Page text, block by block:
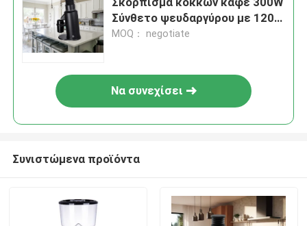
Σύνθετο ψευδαργύρου με 120g
όγκο δεξαμενής
MOQ： negotiate
Να συνεχίσει
Συνιστώμενα προϊόντα